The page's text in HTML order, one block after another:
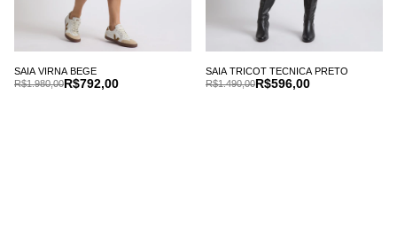
SAIA VIRNA BEGE
R$792,00
R$1.980,00
SAIA TRICOT TECNICA PRETO
R$596,00
R$1.490,00